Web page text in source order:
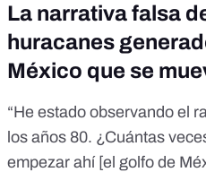
La narrativa falsa
huracanes
México que se
“He estado observando el
los años 80. ¿Cuántas
empezar ahí [el golfo de